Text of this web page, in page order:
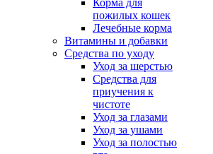
Корма для
пожилых кошек
Лечебные корма
Витамины и добавки
Средства по уходу
Уход за шерстью
Средства для
приучения к
чистоте
Уход за глазами
Уход за ушами
Уход за полостью